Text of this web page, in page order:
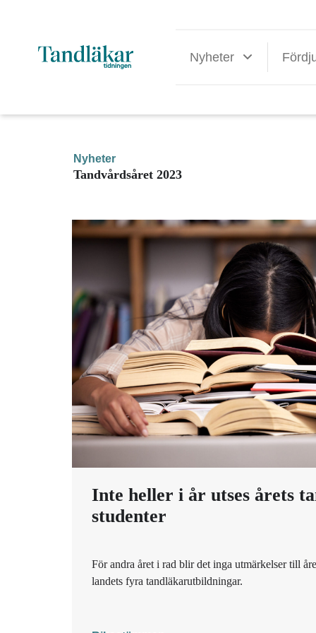
Nyheter
Inte heller i år utses årets
studenter
För andra året i rad blir det inga utmärkelser till
landets fyra tandläkarutbildningar.
Tandvårdsåret 2023
Nyheter